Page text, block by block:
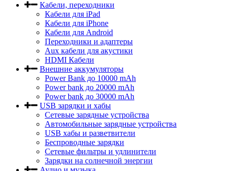
Кабели, переходники
Кабели для iPad
Кабели для iPhone
Кабели для Android
Переходники и адаптеры
Aux кабели для акустики
HDMI Кабели
Внешние аккумуляторы
Power Bank до 10000 mAh
Power bank до 20000 mAh
Power bank до 30000 mAh
USB зарядки и хабы
Сетевые зарядные устройства
Автомобильные зарядные устройства
USB хабы и разветвители
Беспроводные зарядки
Сетевые фильтры и удлинители
Зарядки на солнечной энергии